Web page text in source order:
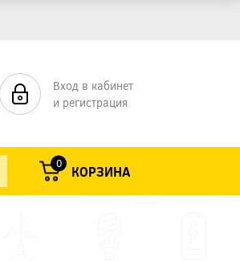
Вход в кабинет
и регистрация
0 КОРЗИНА